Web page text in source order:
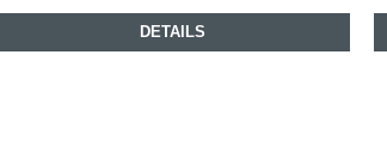
DETAILS